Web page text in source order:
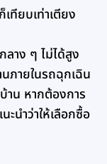
ทียบเท่าเตียง
ลาง ๆ ไม่ได้สูง
นภายในรถฉุกเฉิน
าน หากต้องการ
ะนำว่าให้เลือกซื้อ